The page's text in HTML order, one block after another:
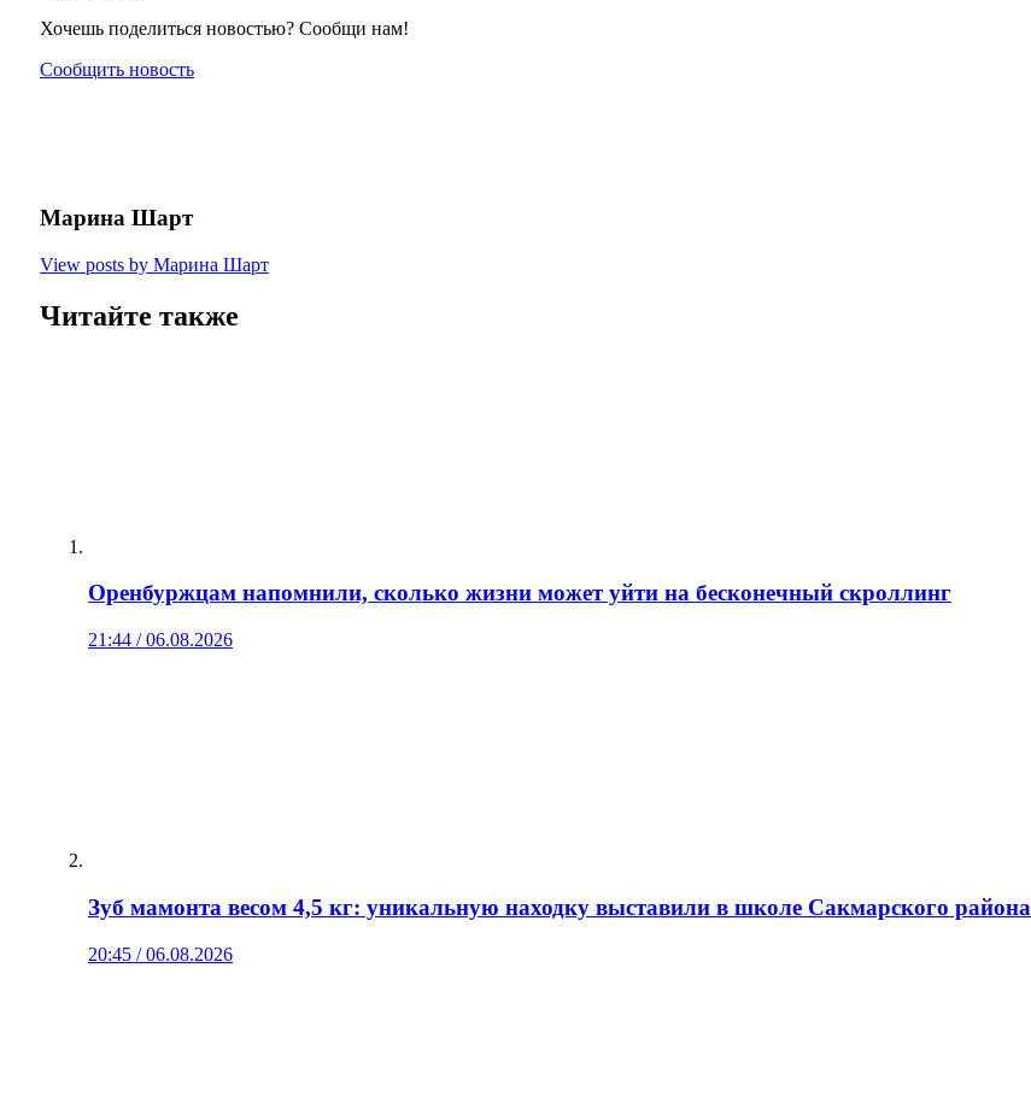
Хочешь поделиться новостью? Сообщи нам!
Сообщить новость
Марина Шарт
View posts by Марина Шарт
Читайте также
Оренбуржцам напомнили, сколько жизни может уйти на бесконечный скроллинг
21:44 / 06.08.2026
Зуб мамонта весом 4,5 кг: уникальную находку выставили в школе Сакмарского района
20:45 / 06.08.2026